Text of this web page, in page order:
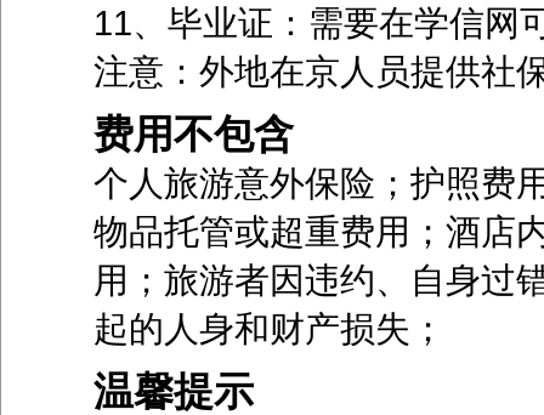
11、毕业证：需要在学信网
注意：外地在京人员提供社
费用不包含
个人旅游意外保险；护照费
物品托管或超重费用；酒店
用；旅游者因违约、自身过
起的人身和财产损失；
温馨提示